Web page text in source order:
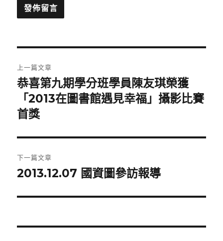
章
導
覽
上一篇文章
上
篇
章:
恭喜第九期學分班學員陳友琪榮獲
「2013在圖書館遇見幸福」攝影比賽
首獎
下一篇文章
下
篇
章:
2013.12.07 國資圖參訪報導